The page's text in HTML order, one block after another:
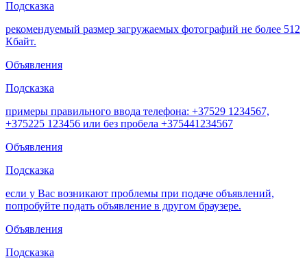
Подсказка
рекомендуемый размер загружаемых фотографий не более 512
Кбайт.
Объявления
Подсказка
примеры правильного ввода телефона: +37529 1234567,
+375225 123456 или без пробела +375441234567
Объявления
Подсказка
если у Вас возникают проблемы при подаче объявлений,
попробуйте подать объявление в другом браузере.
Объявления
Подсказка